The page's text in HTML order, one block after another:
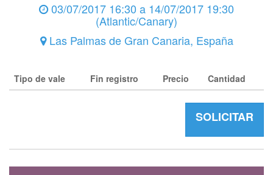
03/07/2017 16:30 a 14/07/2017 19:30
(Atlantic/Canary)
Las Palmas de Gran Canaria, España
Tipo de vale Fin registro Precio Cantidad
SOLICITAR